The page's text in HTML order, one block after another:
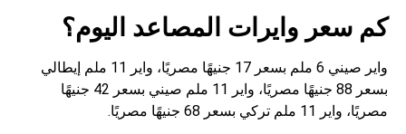
كم سعر وايرات المصاعد اليوم؟
واير صيني 6 ملم بسعر 17 جنيهًا مصريًا، واير 11 ملم إيطالي
بسعر 88 جنيهًا مصريًا، واير 11 ملم صيني بسعر 42 جنيهًا
مصريًا، واير 11 ملم تركي بسعر 68 جنيهًا مصريًا.